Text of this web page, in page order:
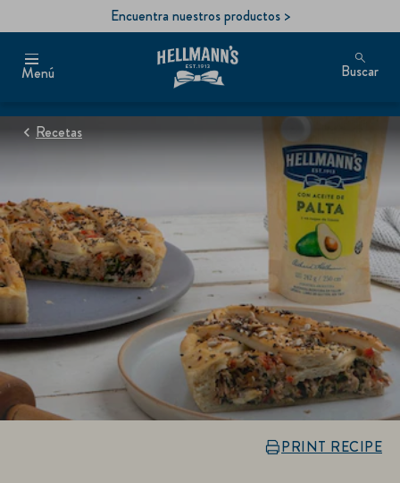
Encuentra nuestros productos >
Menú Buscar
Recetas
PRINT RECIPE